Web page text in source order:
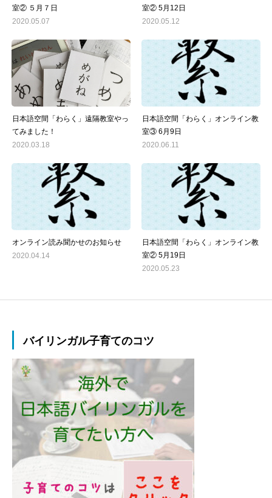
室② ５月７日
2020.05.07
室② 5月12日
2020.05.12
日本語空間「わらく」遠隔教室やっ
てみました！
2020.03.18
日本語空間「わらく」オンライン教
室③ 6月9日
2020.06.11
オンライン読み聞かせのお知らせ
2020.04.14
日本語空間「わらく」オンライン教
室② 5月19日
2020.05.23
バイリンガル子育てのコツ